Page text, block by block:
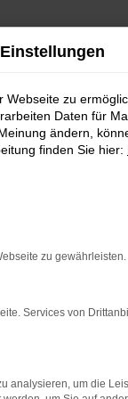
zu
Daten für
ändern,
finden Sie hier:
zu gewährleisten.
Services von
analysieren, um die